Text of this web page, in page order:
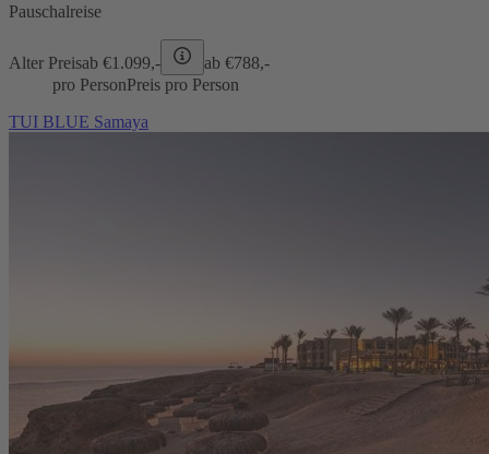
Pauschalreise
Alter Preisab €1.099,- ab €788,-
pro PersonPreis pro Person
TUI BLUE Samaya